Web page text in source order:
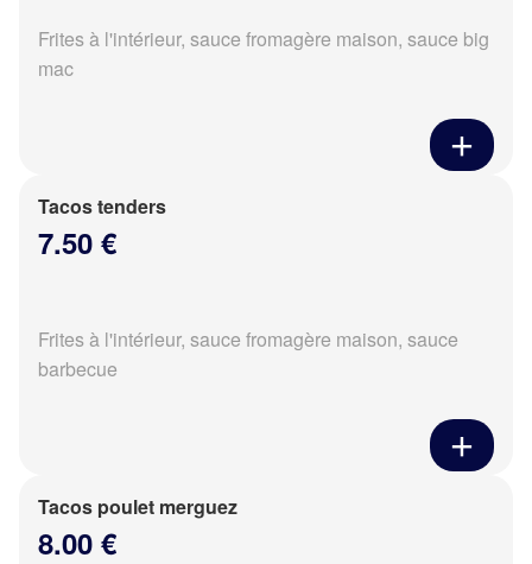
Frites à l'intérieur, sauce fromagère maison, sauce big
mac
Tacos tenders
7.50 €
Frites à l'intérieur, sauce fromagère maison, sauce
barbecue
Tacos poulet merguez
8.00 €